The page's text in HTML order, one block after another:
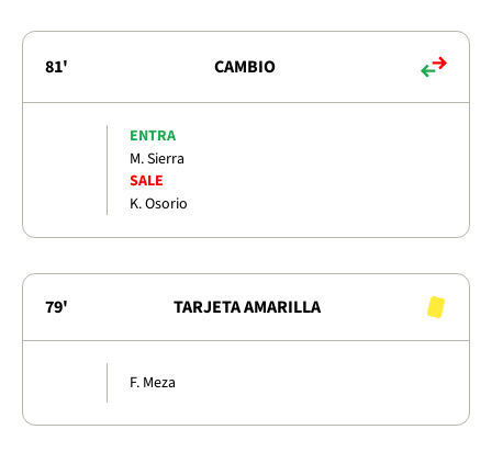
81' CAMBIO
ENTRA
M. Sierra
SALE
K. Osorio
79' TARJETA AMARILLA
F. Meza